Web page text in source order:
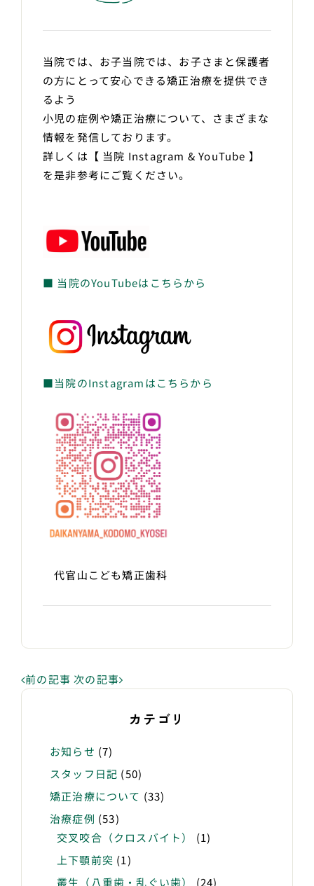
当院では、お子当院では、お子さまと保護者
の方にとって安心できる矯正治療を提供でき
るよう
小児の症例や矯正治療について、さまざまな
情報を発信しております。
詳しくは【 当院 Instagram & YouTube 】
を是非参考にご覧ください。
■ 当院のYouTubeはこちらから
■当院のInstagramはこちらから
代官山こども矯正歯科
前の記事 次の記事
カテゴリ
お知らせ (7)
スタッフ日記 (50)
矯正治療について (33)
治療症例 (53)
交叉咬合（クロスバイト）
(1)
上下顎前突 (1)
叢生（八重歯・乱ぐい歯）
(24)